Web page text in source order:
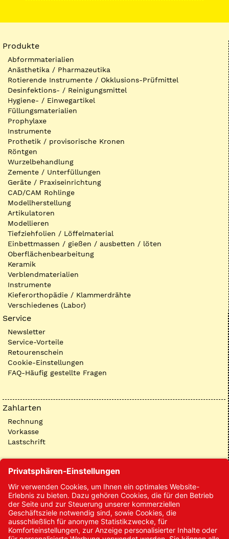
Produkte
Abformmaterialien
Anästhetika / Pharmazeutika
Rotierende Instrumente / Okklusions-Prüfmittel
Desinfektions- / Reinigungsmittel
Hygiene- / Einwegartikel
Füllungsmaterialien
Prophylaxe
Instrumente
Prothetik / provisorische Kronen
Röntgen
Wurzelbehandlung
Zemente / Unterfüllungen
Geräte / Praxiseinrichtung
CAD/CAM Rohlinge
Modellherstellung
Artikulatoren
Modellieren
Tiefziehfolien / Löffelmaterial
Einbettmassen / gießen / ausbetten / löten
Oberflächenbearbeitung
Keramik
Verblendmaterialien
Instrumente
Kieferorthopädie / Klammerdrähte
Verschiedenes (Labor)
Service
Newsletter
Service-Vorteile
Retourenschein
Cookie-Einstellungen
FAQ-Häufig gestellte Fragen
Zahlarten
Rechnung
Vorkasse
Lastschrift
Kontakt
Kontakt/Anfrage
Neukundenanmeldung
Kennwort vergessen